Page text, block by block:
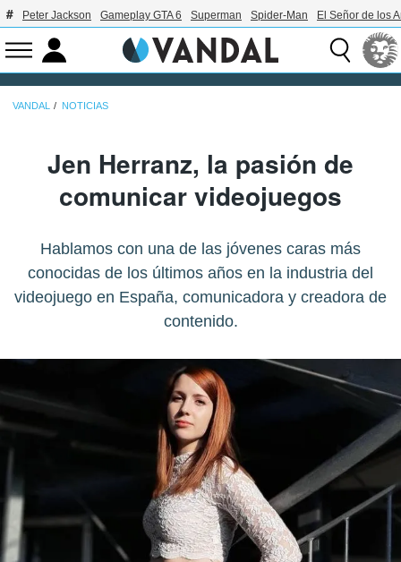
Peter Jackson Gameplay GTA 6 Superman Spider-Man El Señor de los
VANDAL NOTICIAS
Jen Herranz, la pasión de
comunicar videojuegos
Hablamos con una de las jóvenes caras más
conocidas de los últimos años en la industria del
videojuego en España, comunicadora y creadora de
contenido.